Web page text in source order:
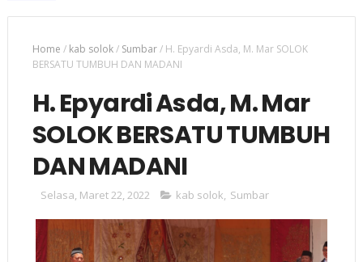
Home / kab solok/ Sumbar/ H. Epyardi Asda, M. Mar SOLOK
BERSATU TUMBUH DAN MADANI
H. Epyardi Asda, M. Mar
SOLOK BERSATU TUMBUH
DAN MADANI
Selasa, Maret 22, 2022 kab solok, Sumbar